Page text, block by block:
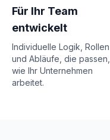
Für Ihr Team
entwickelt
Individuelle Logik, Rollen
und Abläufe, die passen,
wie Ihr Unternehmen
arbeitet.